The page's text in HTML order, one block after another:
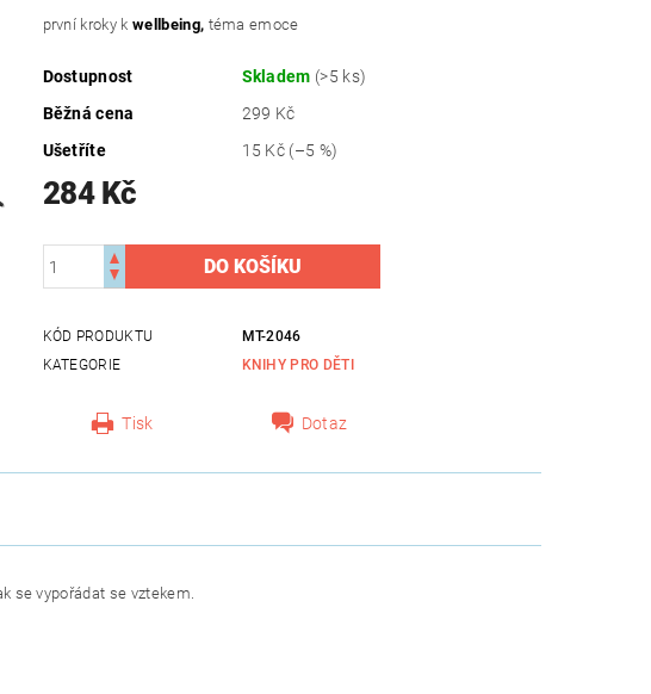
první kroky k wellbeing, téma emoce
Dostupnost Skladem (>5 ks)
Běžná cena
299 Kč
Ušetříte
15 Kč (–5 %)
284 Kč
KÓD PRODUKTU
MT-2046
KATEGORIE
KNIHY PRO DĚTI
Tisk Dotaz
se vypořádat se vztekem.